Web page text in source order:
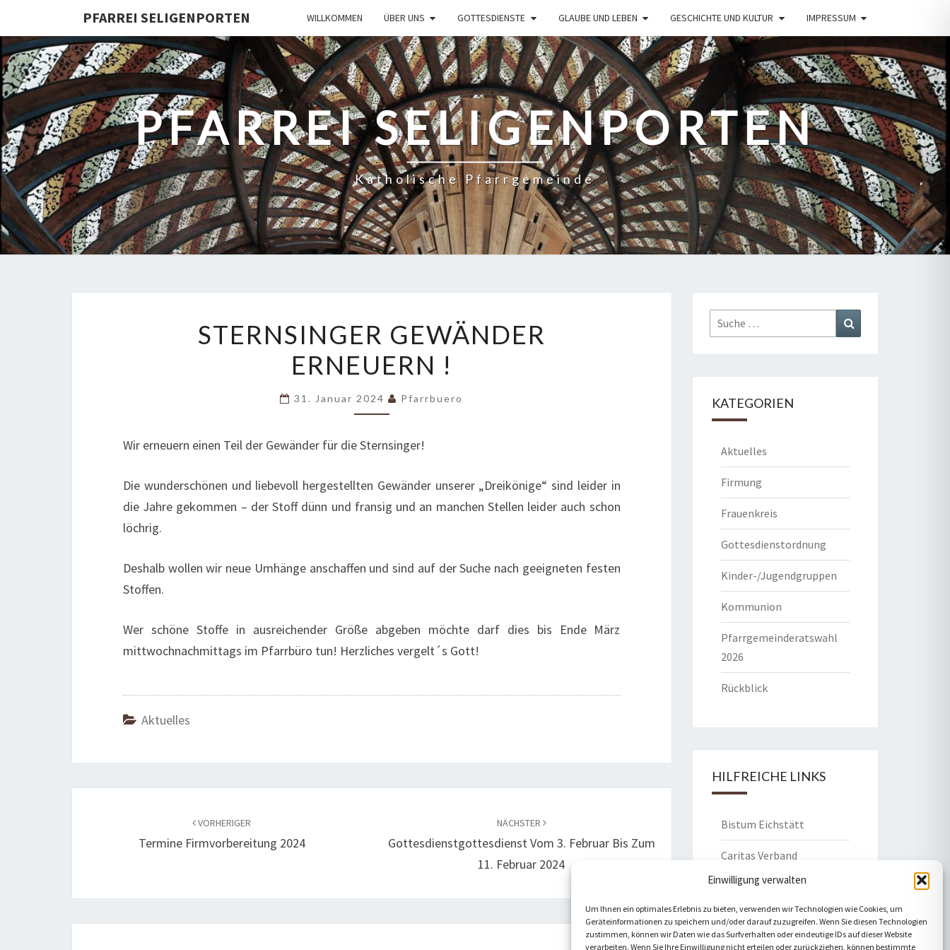
Einwilligung verwalten
Um Ihnen ein optimales Erlebnis zu bieten, verwenden wir Technologien wie Cookies, um
Geräteinformationen zu speichern und/oder darauf zuzugreifen. Wenn Sie diesen Technologien
zustimmen, können wir Daten wie das Surfverhalten oder eindeutige IDs auf dieser Website
verarbeiten. Wenn Sie Ihre Einwilligung nicht erteilen oder zurückziehen, können bestimmte
PFARREI SELIGENPORTEN WILLKOMMEN ÜBER UNS GOTTESDIENSTE GLAUBE UND LEBEN GESCHICHTE UND KULTUR IMPRESSUM
PFARREI SELIGENPORTEN
Katholische Pfarrgemeinde
GEWÄNDER
ERNEUERN
!
STERNSINGER GEWÄNDER
ERNEUERN !
31. Januar 2024 Pfarrbuero
Wir erneuern einen Teil der Gewänder für die Sternsinger!
Die wunderschönen und liebevoll hergestellten Gewänder unserer „Dreikönige“ sind leider in
die Jahre gekommen – der Stoff dünn und fransig und an manchen Stellen leider auch schon
löchrig.
Deshalb wollen wir neue Umhänge anschaffen und sind auf der Suche nach geeigneten festen
Stoffen.
Wer schöne Stoffe in ausreichender Größe abgeben möchte darf dies bis Ende März
mittwochnachmittags im Pfarrbüro tun! Herzliches vergelt´s Gott!
Aktuelles
VORHERIGER
Termine Firmvorbereitung 2024
NÄCHSTER
Gottesdienstgottesdienst Vom 3. Februar Bis Zum
11. Februar 2024
Suche
nach:
KATEGORIEN
Aktuelles
Firmung
Frauenkreis
Gottesdienstordnung
Kinder-/Jugendgruppen
Kommunion
Pfarrgemeinderatswahl
2026
Rückblick
HILFREICHE LINKS
Bistum Eichstätt
Caritas Verband
Katholische Kirche
Telefonseelsorge